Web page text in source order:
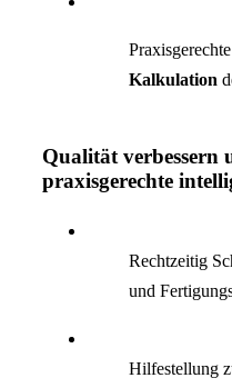
Kalkulation
Qualität verbessern
praxisgerechte
Rechtzeitig
und
Hilfestellung